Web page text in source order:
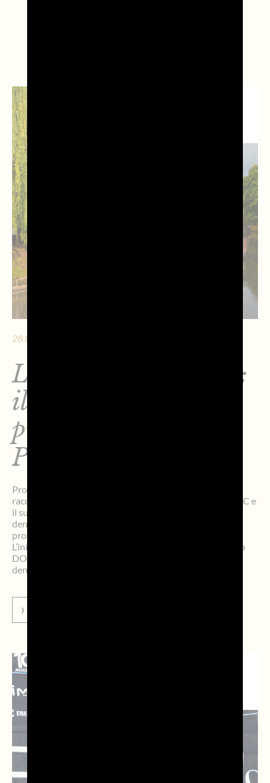
28 LUGLIO 2026 - 12 MIN. DI LETTURA
LifeTour Dreamland:
il viaggio tra le 9
province della DOC
Prosecco
Prosegue il progetto LifeTour Dreamland, l’iniziativa che
racconta e valorizza il profondo legame tra Prosecco DOC e
il suo territorio, promuovendo le nove province della
denominazione come destinazioni d’eccellenza sotto il
profilo culturale, paesaggistico ed enogastronomico.
L’iniziativa ha l’obiettivo di rafforzare il binomio Prosecco
DOC/Territorio, contribuendo sia alla tutela della
denominazione sia alla promozione internazionale […]